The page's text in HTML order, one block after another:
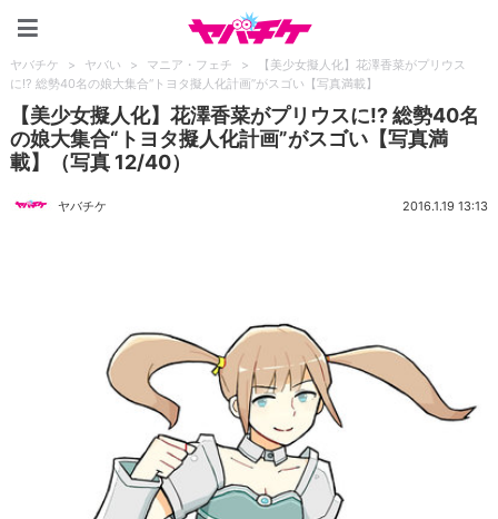
ヤバチケ > ヤバい > マニア・フェチ >
【美少女擬人化】花澤香菜がプリウス
に!? 総勢40名の娘大集合“トヨタ擬人化計画”がスゴい【写真満載】
【美少女擬人化】花澤香菜がプリウスに!? 総勢40名
の娘大集合“トヨタ擬人化計画”がスゴい【写真満
載】（写真 12/40）
ヤバチケ 2016.1.19 13:13